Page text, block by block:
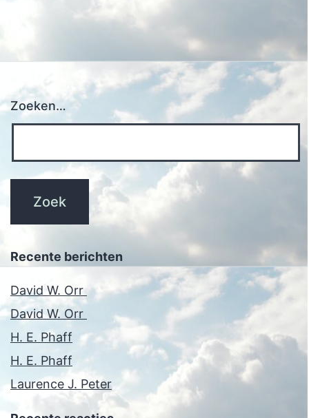
Zoeken…
Recente berichten
David W. Orr
David W. Orr
H. E. Phaff
H. E. Phaff
Laurence J. Peter